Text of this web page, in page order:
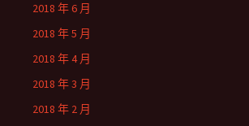
2018 年 6 月
2018 年 5 月
2018 年 4 月
2018 年 3 月
2018 年 2 月